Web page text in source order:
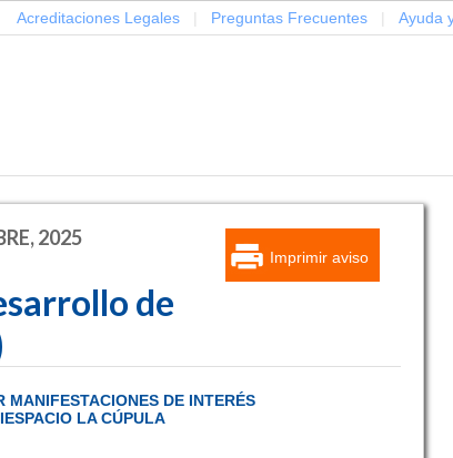
Acreditaciones Legales Preguntas Frecuentes Ayuda
Imprimir aviso
2025
de
MANIFESTACIONES DE INTERÉS
LA CÚPULA